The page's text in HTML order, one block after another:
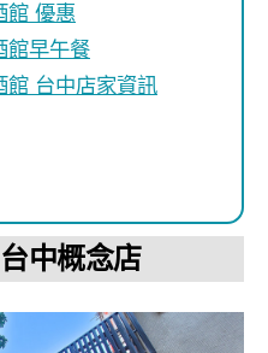
館 優惠
館早午餐
館 台中店家資訊
中概念店